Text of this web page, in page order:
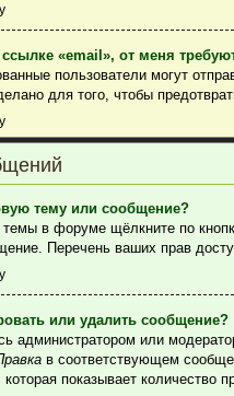
«email», от меня
пользователи могут
для того, чтобы
тему или сообщение?
в форуме щёлкните по
Перечень ваших прав
или удалить сообщение?
администратором или
в соответствующем
показывает количество